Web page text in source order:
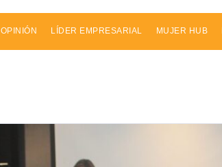
OPINIÓN LÍDER EMPRESARIAL MUJER HUB